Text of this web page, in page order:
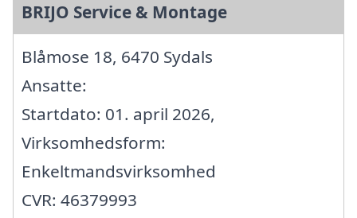
BRIJO Service & Montage
Blåmose 18, 6470 Sydals
Ansatte:
Startdato: 01. april 2026,
Virksomhedsform:
Enkeltmandsvirksomhed
CVR: 46379993